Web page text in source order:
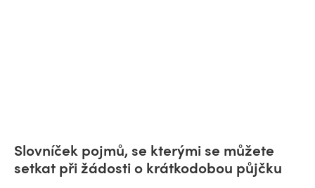
Slovníček pojmů, se kterými se můžete
setkat při žádosti o krátkodobou půjčku